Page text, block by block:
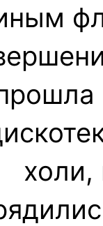
холи,